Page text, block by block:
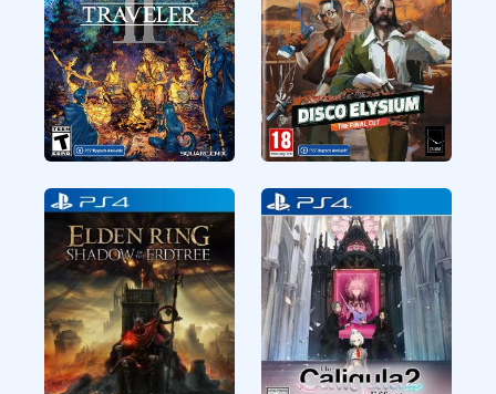
Octopath Traveler II
Disco Elysium The
Final Cut